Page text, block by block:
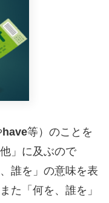
have等）のことを
」に及ぶので
誰を」の意味を表
た「何を、誰を」